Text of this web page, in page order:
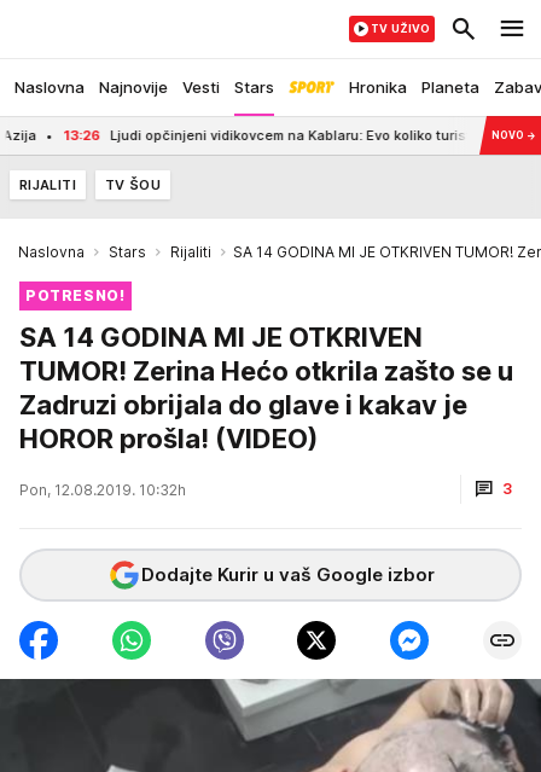
Naslovna Najnovije Vesti Stars Hronika Planeta
TV UŽIVO
13:26 Ljudi opčinjeni vidikovcem na Kablaru: Evo koliko turista ga je većNOVO →
RIJALITI TV ŠOU
Naslovna Stars Rijaliti SA 14 GODINA MI JE OTKRIVEN
POTRESNO!
SA 14 GODINA MI JE OTKRIVEN
TUMOR! Zerina Hećo otkrila zašto se u
Zadruzi obrijala do glave i kakav je
HOROR prošla! (VIDEO)
Pon, 12.08.2019. 10:32h 3
Dodajte Kurir u vaš Google izbor